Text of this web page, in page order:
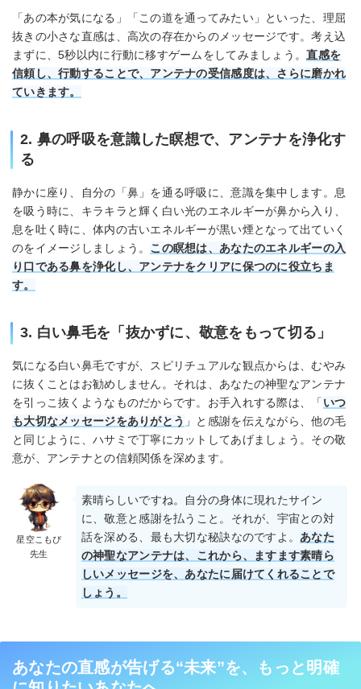
「あの本が気になる」「この道を通ってみたい」といった、理屈
抜きの小さな直感は、高次の存在からのメッセージです。考え込
まずに、5秒以内に行動に移すゲームをしてみましょう。直感を
信頼し、行動することで、アンテナの受信感度は、さらに磨かれ
ていきます。
2. 鼻の呼吸を意識した瞑想で、アンテナを浄化す
る
静かに座り、自分の「鼻」を通る呼吸に、意識を集中します。息
を吸う時に、キラキラと輝く白い光のエネルギーが鼻から入り、
息を吐く時に、体内の古いエネルギーが黒い煙となって出ていく
のをイメージしましょう。 この瞑想は、あなたのエネルギーの入
り口である鼻を浄化し、アンテナをクリアに保つのに役立ちま
す。
3. 白い鼻毛を「抜かずに、敬意をもって切る」
気になる白い鼻毛ですが、スピリチュアルな観点からは、むやみ
に抜くことはお勧めしません。それは、あなたの神聖なアンテナ
を引っこ抜くようなものだからです。お手入れする際は、「 いつ
も大切なメッセージをありがとう 」と感謝を伝えながら、他の毛
と同じように、ハサミで丁寧にカットしてあげましょう。その敬
意が、アンテナとの信頼関係を深めます。
星空こもぴ
先生
素晴らしいですね。自分の身体に現れたサイン
に、敬意と感謝を払うこと。それが、宇宙との対
話を深める、最も大切な秘訣なのですよ。 あなた
の神聖なアンテナは、これから、ますます素晴ら
しいメッセージを、あなたに届けてくれることで
しょう。
あなたの直感が告げる“未来”を、もっと明確